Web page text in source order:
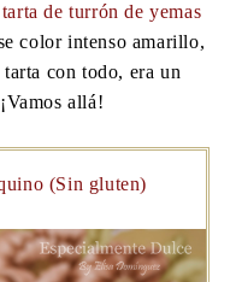
de turrón de yemas
color intenso amarillo,
con todo, era un
allá!
(Sin gluten)